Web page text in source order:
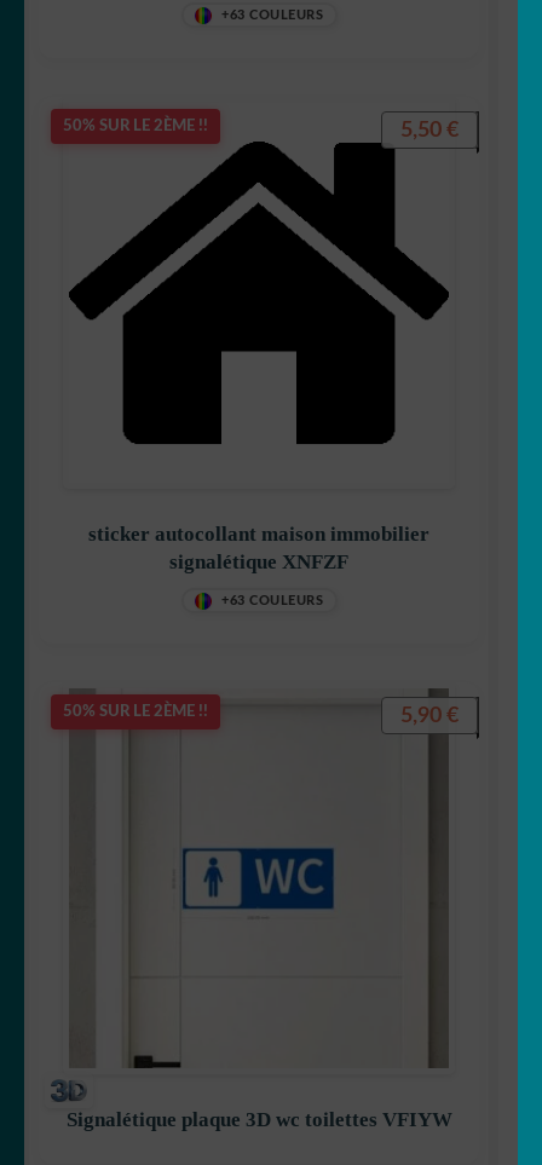
+63 COULEURS
50% SUR LE 2ÈME !!
sticker autocollant maison immobilier
signalétique XNFZF
+63 COULEURS
5,50 €
50% SUR LE 2ÈME !!
Signalétique plaque 3D wc toilettes VFIYW
5,90 €